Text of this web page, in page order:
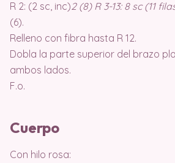
R 2: (2 sc, inc)2 (8) R 3-13: 8 sc (11
(6).
Relleno con fibra hasta R 12.
Dobla la parte superior del brazo
ambos lados.
F.o.
Cuerpo
Con hilo rosa: